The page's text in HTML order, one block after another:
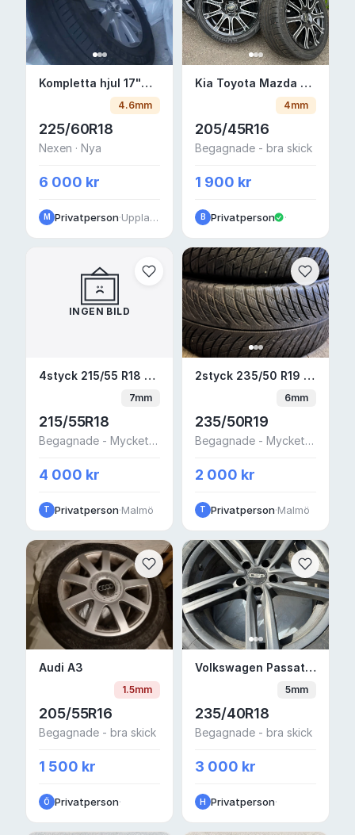
Kompletta hjul 17"— Mazda CX-5
Kompletta hjul 17"— Mazda CX-5
4.6mm
225/60R18
Nexen · Nya
6 000 kr
M Privatperson· Upplands Väsby
Kia Toyota Mazda
Kia Toyota Mazda mm 16 tum 4/100: 205/45-16
4mm
205/45R16
Begagnade - bra skick
1 900 kr
B Privatperson ·
INGEN BILD
4styck 215/55 R18 99T Continental
4styck 215/55 R18 99T Continental VikingContact 7
7mm
215/55R18
Begagnade - Mycket bra skick
4 000 kr
T Privatperson·Malmö
2styck 235/50 R19
2styck 235/50 R19 103V Michelin Pilot Alpin 5 Suv
6mm
235/50R19
Begagnade - Mycket bra skick
2 000 kr
T Privatperson·Malmö
Audi A3
Audi A3
1.5mm
205/55R16
Begagnade - bra skick
1 500 kr
Ö Privatperson·
Volkswagen Passat
Volkswagen Passat variant
5mm
235/40R18
Begagnade - bra skick
3 000 kr
H Privatperson·